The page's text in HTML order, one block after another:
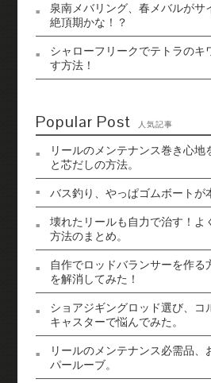
泉南メバリング、春メバルがサ
絶頂期かな！？
シャローフリークでテトラのキ
す方法！
Popular Post 人気記事
リールのメンテナンス巻き心地
と芯だしの方法。
バス釣り、やっぱゴムボートが
壊れたリールも自力で治す！よ
方法のまとめ。
自作でロッドバランサーを作る
を解消してみた！
ショアジギングロッド選び、コ
キャスターで悩んでみた。
リールのメンテナンス必需品、
パールーブ。